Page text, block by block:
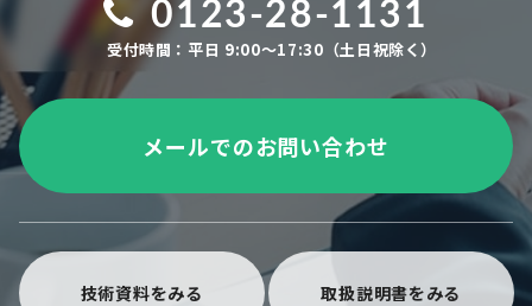
0123-28-1131
受付時間：平日 9:00～17:30（土日祝除く）
メールでのお問い合わせ
技術資料をみる 取扱説明書をみる